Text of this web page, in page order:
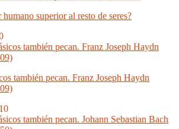
humano superior al resto de seres?
también pecan. Franz Joseph Haydn